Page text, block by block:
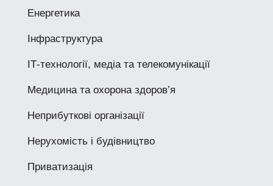
Енергетика
Інфраструктура
ІТ-технології, медіа та телекомунікації
Медицина та охорона здоров’я
Неприбуткові організації
Нерухомість і будівництво
Приватизація